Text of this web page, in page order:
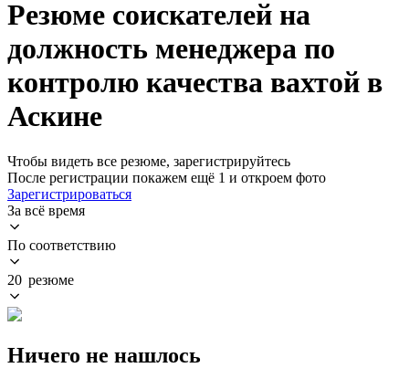
Резюме соискателей на
должность менеджера по
контролю качества вахтой в
Аскине
Чтобы видеть все резюме, зарегистрируйтесь
После регистрации покажем ещё 1 и откроем фото
Зарегистрироваться
За всё время
По соответствию
20 резюме
Ничего не нашлось